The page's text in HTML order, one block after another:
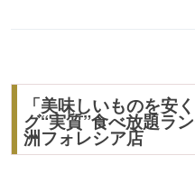
「美味しいものを安
グ“実質”食べ放題ラ
洲フォレシア店